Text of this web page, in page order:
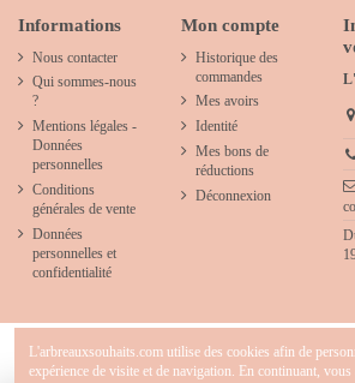
Informations
Nous contacter
Qui sommes-nous
?
Mentions légales -
Données
personnelles
Conditions
générales de vente
Données
personnelles et
confidentialité
Mon compte
Historique des
commandes
Mes avoirs
Identité
Mes bons de
réductions
Déconnexion
L'arbreauxsouhaits.com utilise des cookies afin de
expérience de visite et de navigation. En continuant,